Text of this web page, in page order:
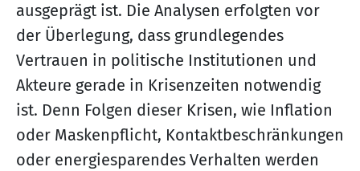
ausgeprägt ist. Die Analysen erfolgten vor
der Überlegung, dass grundlegendes
Vertrauen in politische Institutionen und
Akteure gerade in Krisenzeiten notwendig
ist. Denn Folgen dieser Krisen, wie Inflation
oder Maskenpflicht, Kontaktbeschränkungen
oder energiesparendes Verhalten werden